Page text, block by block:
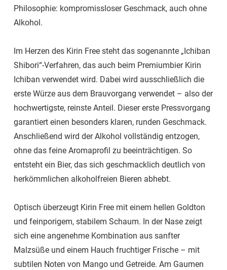
Philosophie: kompromissloser Geschmack, auch ohne
Alkohol.
Im Herzen des Kirin Free steht das sogenannte „Ichiban
Shibori“-Verfahren, das auch beim Premiumbier Kirin
Ichiban verwendet wird. Dabei wird ausschließlich die
erste Würze aus dem Brauvorgang verwendet – also der
hochwertigste, reinste Anteil. Dieser erste Pressvorgang
garantiert einen besonders klaren, runden Geschmack.
Anschließend wird der Alkohol vollständig entzogen,
ohne das feine Aromaprofil zu beeinträchtigen. So
entsteht ein Bier, das sich geschmacklich deutlich von
herkömmlichen alkoholfreien Bieren abhebt.
Optisch überzeugt Kirin Free mit einem hellen Goldton
und feinporigem, stabilem Schaum. In der Nase zeigt
sich eine angenehme Kombination aus sanfter
Malzsüße und einem Hauch fruchtiger Frische – mit
subtilen Noten von Mango und Getreide. Am Gaumen